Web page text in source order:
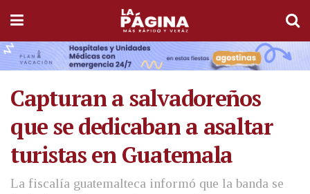
Capturan a salvadoreños
que se dedicaban a asaltar
turistas en Guatemala
La fiscalía guatemalteca informó que la banda se